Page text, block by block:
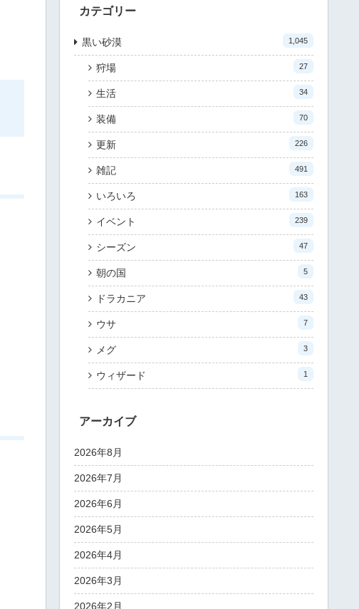
カテゴリー
黒い砂漠 1,045
狩場 27
生活 34
装備 70
更新 226
雑記 491
いろいろ 163
イベント 239
シーズン 47
朝の国 5
ドラカニア 43
ウサ 7
メグ 3
ウィザード 1
アーカイブ
2026年8月
2026年7月
2026年6月
2026年5月
2026年4月
2026年3月
2026年2月